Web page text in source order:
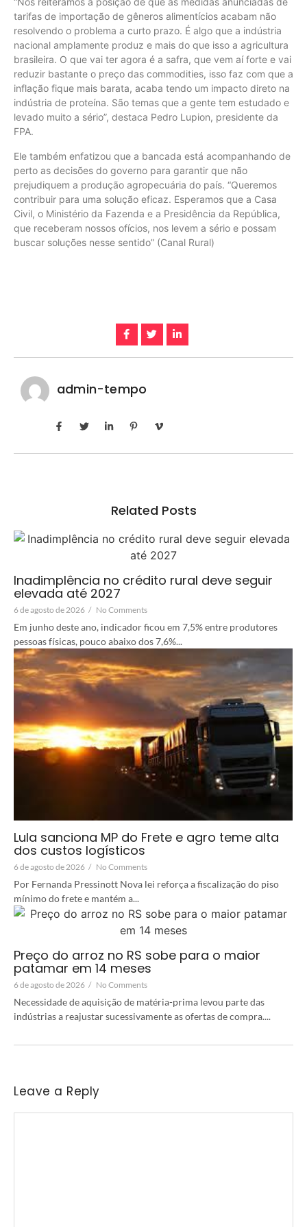
tarifas de importação de gêneros alimentícios acabam não
resolvendo o problema a curto prazo. É algo que a indústria
nacional amplamente produz e mais do que isso a agricultura
brasileira. O que vai ter agora é a safra, que vem aí forte e vai
reduzir bastante o preço das commodities, isso faz com que a
inflação fique mais barata, acaba tendo um impacto direto na
indústria de proteína. São temas que a gente tem estudado e
levado muito a sério”, destaca Pedro Lupion, presidente da
FPA.
Ele também enfatizou que a bancada está acompanhando de
perto as decisões do governo para garantir que não
prejudiquem a produção agropecuária do país. “Queremos
contribuir para uma solução eficaz. Esperamos que a Casa
Civil, o Ministério da Fazenda e a Presidência da República,
que receberam nossos ofícios, nos levem a sério e possam
buscar soluções nesse sentido” (Canal Rural)
admin-tempo
Related Posts
Inadimplência no crédito rural deve seguir
elevada até 2027
6 de agosto de 2026 / No Comments
Em junho deste ano, indicador ficou em 7,5% entre produtores
pessoas físicas, pouco abaixo dos 7,6%...
Lula sanciona MP do Frete e agro teme alta
dos custos logísticos
6 de agosto de 2026 / No Comments
Por Fernanda Pressinott Nova lei reforça a fiscalização do piso
mínimo do frete e mantém a...
Preço do arroz no RS sobe para o maior
patamar em 14 meses
6 de agosto de 2026 / No Comments
Necessidade de aquisição de matéria-prima levou parte das
indústrias a reajustar sucessivamente as ofertas de compra....
Leave a Reply